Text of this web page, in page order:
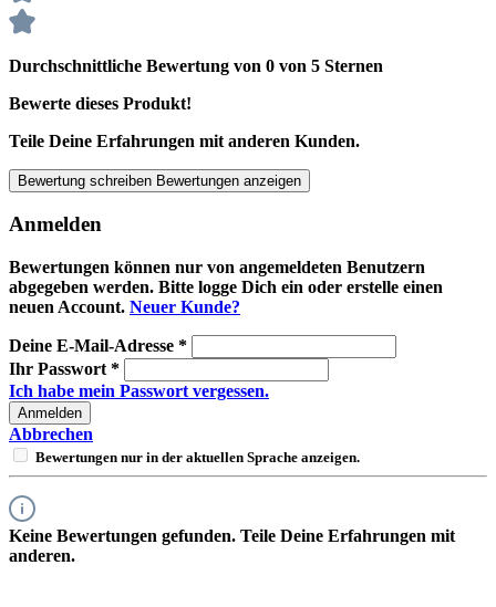
Durchschnittliche Bewertung von 0 von 5 Sternen
Bewerte dieses Produkt!
Teile Deine Erfahrungen mit anderen Kunden.
Bewertung schreiben Bewertungen anzeigen
Anmelden
Bewertungen können nur von angemeldeten Benutzern
abgegeben werden. Bitte logge Dich ein oder erstelle einen
neuen Account. Neuer Kunde?
Deine E-Mail-Adresse *
Ihr Passwort *
Ich habe mein Passwort vergessen.
Anmelden
Abbrechen
Bewertungen nur in der aktuellen Sprache anzeigen.
Keine Bewertungen gefunden. Teile Deine Erfahrungen mit
anderen.